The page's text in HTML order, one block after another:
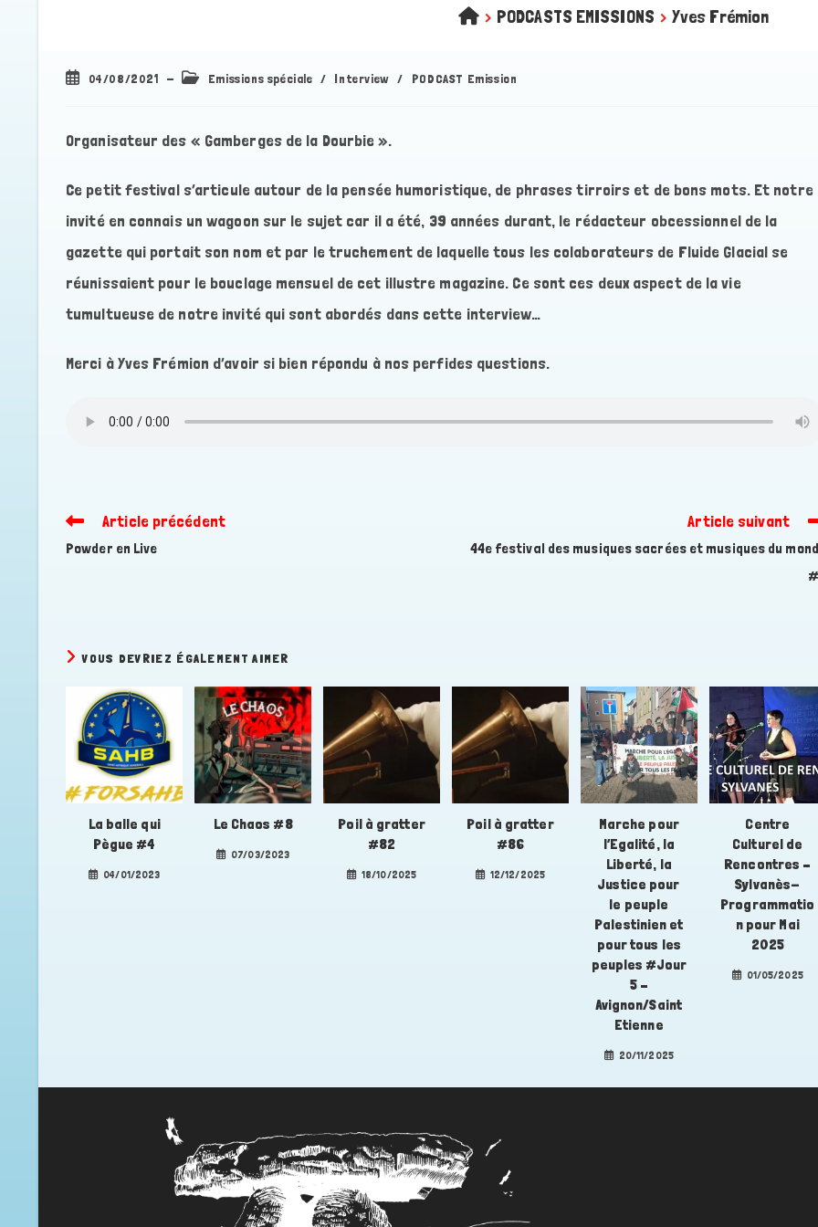
> PODCASTS EMISSIONS > Yves Frémion
Publication
04/08/2021
Post Emissions spéciale / Interview / PODCAST Emission
Organisateur des « Gamberges de la Dourbie ».
Ce petit festival s’articule autour de la pensée humoristique, de phrases tirroirs et de bons mots. Et notre
invité en connais un wagoon sur le sujet car il a été, 39 années durant, le rédacteur obcessionnel de la
gazette qui portait son nom et par le truchement de laquelle tous les colaborateurs de Fluide Glacial se
réunissaient pour le bouclage mensuel de cet illustre magazine. Ce sont ces deux aspect de la vie
tumultueuse de notre invité qui sont abordés dans cette interview…
Merci à Yves Frémion d’avoir si bien répondu à nos perfides questions.
Read
articles
Article précédent
Powder en Live
Article suivant
44e festival des musiques sacrées et musiques du
VOUS DEVRIEZ ÉGALEMENT AIMER
La balle qui
Pègue #4
04/01/2023
Le Chaos #8
07/03/2023
Poil à gratter
#82
18/10/2025
Poil à gratter
#86
12/12/2025
Marche pour
l’Egalité, la
Liberté, la
Justice pour
le peuple
Palestinien et
pour tous les
peuples #Jour
5 –
Avignon/Saint
Etienne
20/11/2025
Centre
Culturel de
Rencontres –
Sylvanès-
Programmatio
n pour Mai
2025
01/05/2025